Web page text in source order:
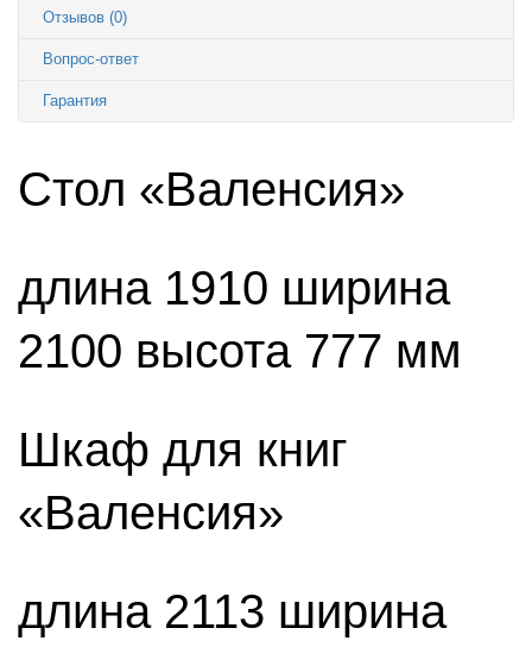
Отзывов (0)
Вопрос-ответ
Гарантия
Стол «Валенсия»
длина 1910 ширина
2100 высота 777 мм
Шкаф для книг
«Валенсия»
длина 2113 ширина